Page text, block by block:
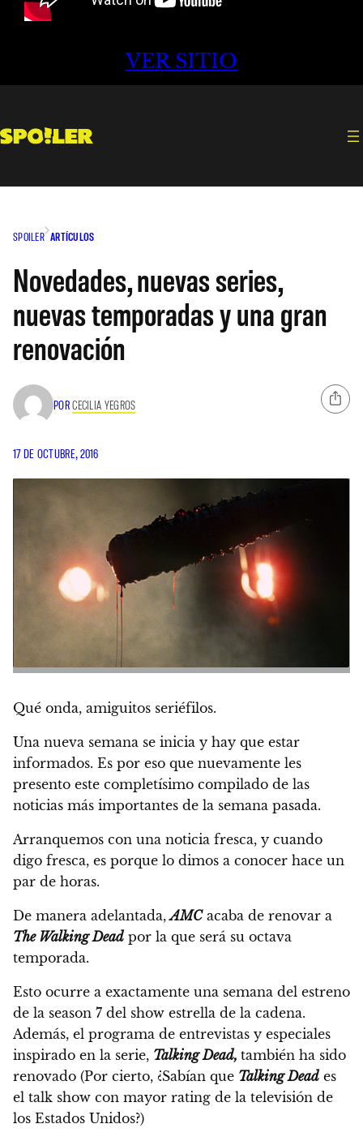
VER SITIO
SPOILER ARTÍCULOS
Novedades, nuevas series,
nuevas temporadas y una gran
renovación
PORCECILIA YEGROS
17 DE OCTUBRE, 2016
Qué onda, amiguitos seriéfilos.
Una nueva semana se inicia y hay que estar
informados. Es por eso que nuevamente les
presento este completísimo compilado de las
noticias más importantes de la semana pasada.
Arranquemos con una noticia fresca, y cuando
digo fresca, es porque lo dimos a conocer hace un
par de horas.
De manera adelantada,AMCacaba de renovar a
The Walking Dead por la que será su octava
temporada.
Esto ocurre a exactamente una semana del estreno
de la season 7 del show estrella de la cadena.
Además, el programa de entrevistas y especiales
inspirado en la serie, Talking Dead, también ha sido
renovado (Por cierto, ¿Sabían que Talking Dead es
el talk show con mayor rating de la televisión de
los Estados Unidos?)